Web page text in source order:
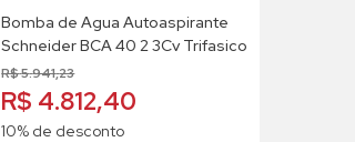
Bomba de Agua Autoaspirante
Schneider BCA 40 2 3Cv Trifasico
R$5.941,23
R$ 4.812,40
10% de desconto